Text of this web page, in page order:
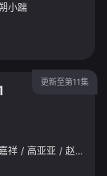
小踹
更新至第11集
祥 / 高亚亚 / 赵双